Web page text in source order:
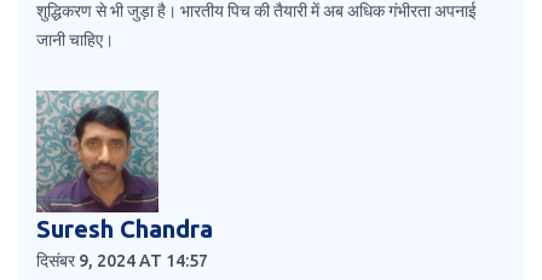
शुद्धिकरण से भी जुड़ा है। भारतीय पिच की तैयारी में अब अधिक गंभीरता अपनाई
जानी चाहिए।
Suresh Chandra
दिसंबर 9, 2024 AT 14:57